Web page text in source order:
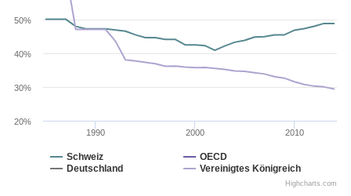
Schweiz
OECD
Deutschland
Vereinigtes Königreich
1990 2000 2010
20%
30%
40%
50%
Highcharts.com